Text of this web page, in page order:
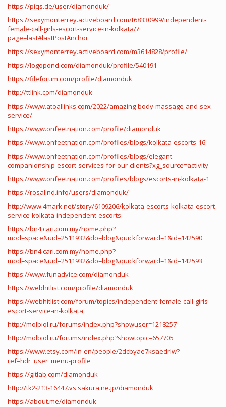
https://piqs.de/user/diamonduk/
https://sexymonterrey.activeboard.com/t68330999/independent-
female-call-girls-escort-service-in-kolkata/?
page=last#lastPostAnchor
https://sexymonterrey.activeboard.com/m3614828/profile/
https://logopond.com/diamonduk/profile/540191
https://fileforum.com/profile/diamonduk
http://ttlink.com/diamonduk
https://www.atoallinks.com/2022/amazing-body-massage-and-sex-
service/
https://www.onfeetnation.com/profile/diamonduk
https://www.onfeetnation.com/profiles/blogs/kolkata-escorts-16
https://www.onfeetnation.com/profiles/blogs/elegant-
companionship-escort-services-for-our-clients?xg_source=activity
https://www.onfeetnation.com/profiles/blogs/escorts-in-kolkata-1
https://rosalind.info/users/diamonduk/
http://www.4mark.net/story/6109206/kolkata-escorts-kolkata-escort-
service-kolkata-independent-escorts
https://bn4.cari.com.my/home.php?
mod=space&uid=2511932&do=blog&quickforward=1&id=142590
https://bn4.cari.com.my/home.php?
mod=space&uid=2511932&do=blog&quickforward=1&id=142593
https://www.funadvice.com/diamonduk
https://webhitlist.com/profile/diamonduk
https://webhitlist.com/forum/topics/independent-female-call-girls-
escort-service-in-kolkata
http://molbiol.ru/forums/index.php?showuser=1218257
http://molbiol.ru/forums/index.php?showtopic=657705
https://www.etsy.com/in-en/people/2dcbyae7ksaedrlw?
ref=hdr_user_menu-profile
https://gitlab.com/diamonduk
http://tk2-213-16447.vs.sakura.ne.jp/diamonduk
https://about.me/diamonduk